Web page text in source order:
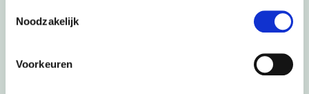
Noodzakelijk
Voorkeuren
Ton Heerts